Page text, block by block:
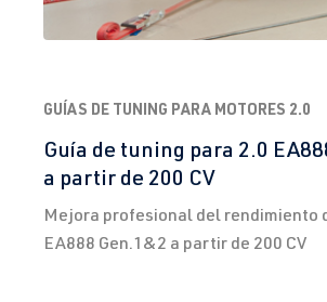
GUÍAS DE TUNING PARA MOTORES 2.0
Guía de tuning para 2.0
a partir de 200 CV
Mejora profesional del rendimiento
EA888 Gen.1&2 a partir de 200 CV